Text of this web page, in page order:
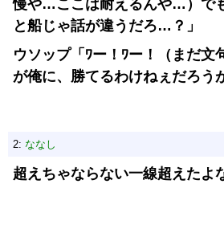
慢や…ここは耐えるんや…）で
と船じゃ話が違うだろ…？」
ウソップ「ﾜー！ﾜー！（まだ文
が俺に、勝てるわけねぇだろう
2: ななし
超えちゃならない一線超えたよ